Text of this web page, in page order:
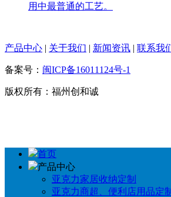
用中最普通的工艺。
产品中心 | 关于我们 | 新闻资讯 | 联系我
备案号： 闽ICP备16011124号-1
版权所有：福州创和诚
首页
产品中心
亚克力家居收纳定制
亚克力商超、便利店用品定制